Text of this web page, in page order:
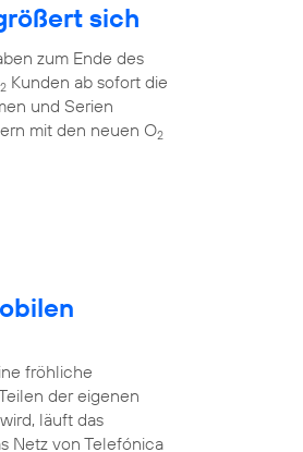
sich
zum Ende des
2 Kunden ab sofort die
und Serien
mit den neuen O2
fröhliche
der eigenen
läuft das
Netz von Telefónica